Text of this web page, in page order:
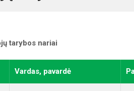
tarybos nariai
Vardas, pavardė